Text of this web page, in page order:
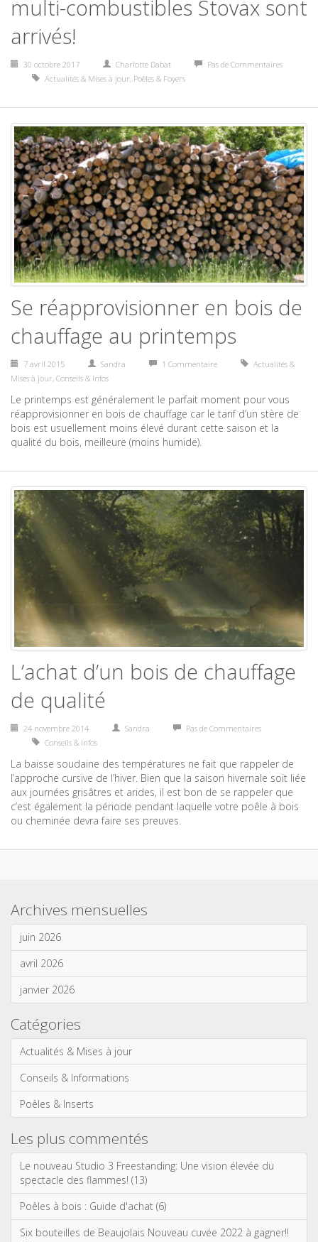
multi-combustibles Stovax sont
arrivés!
30 octobre 2017 Charlotte Dabat
Pas de Commentaires
Actualités & Mises à jour, Poêles & Foyers
Se réapprovisionner en bois de
chauffage au printemps
7 avril 2015 Sandra 1 Commentaire
Actualités &
Mises à jour, Conseils & Infos
Le printemps est généralement le parfait moment pour vous
réapprovisionner en bois de chauffage car le tarif d’un stère de
bois est usuellement moins élevé durant cette saison et la
qualité du bois, meilleure (moins humide).
L’achat d’un bois de chauffage
de qualité
24 novembre 2014 Sandra
Pas de Commentaires
Conseils & Infos
La baisse soudaine des températures ne fait que rappeler de
l’approche cursive de l’hiver. Bien que la saison hivernale soit liée
aux journées grisâtres et arides, il est bon de se rappeler que
c’est également la période pendant laquelle votre poêle à bois
ou cheminée devra faire ses preuves.
Archives mensuelles
juin 2026
avril 2026
janvier 2026
Catégories
Actualités & Mises à jour
Conseils & Informations
Poêles & Inserts
Les plus commentés
Le nouveau Studio 3 Freestanding: Une vision élevée du
spectacle des flammes! (13)
Poêles à bois : Guide d'achat (6)
Six bouteilles de Beaujolais Nouveau cuvée 2022 à gagner!!